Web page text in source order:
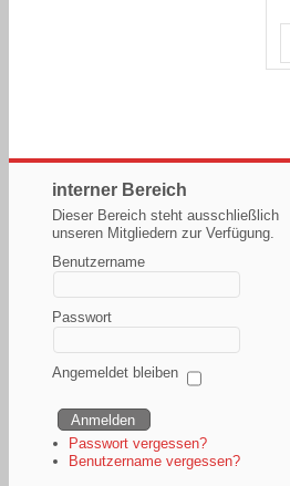
interner Bereich
Dieser Bereich steht ausschließlich
unseren Mitgliedern zur Verfügung.
Benutzername
Passwort
Angemeldet bleiben
Passwort vergessen?
Benutzername vergessen?